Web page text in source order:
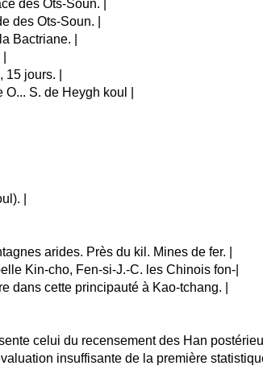
des Ots-Soun. |
des Ots-Soun. |
Bactriane. |
jours. |
S. de Heygh koul |
|
arides. Près du kil. Mines de fer. |
Kin-cho, Fen-si-J.-C. les Chinois fon-|
dans cette principauté à Kao-tchang. |
celui du recensement des Han
insuffisante de la première